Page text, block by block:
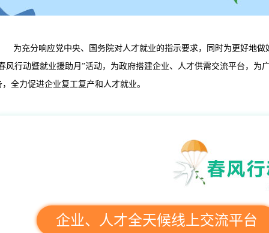
充分响应党中央、国务院对人才就业的指示要求，同时为更好地做
风行动暨就业援助月”活动，为政府搭建企业、人才供需交流平台，
，全力促进企业复工复产和人才就业。
企业、人才全天候线上交流平台